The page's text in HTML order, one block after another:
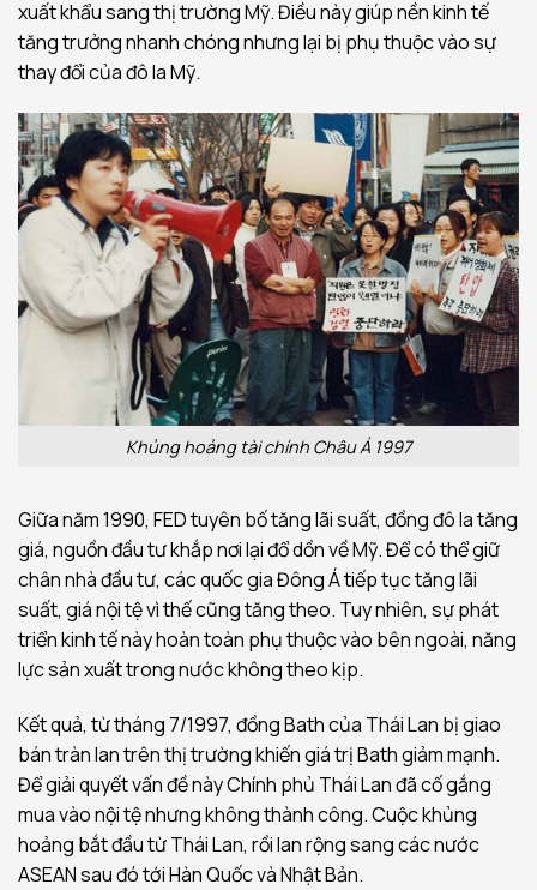
xuất khẩu sang thị trường Mỹ. Điều này giúp nền kinh tế
tăng trưởng nhanh chóng nhưng lại bị phụ thuộc vào sự
thay đổi của đô la Mỹ.
Khủng hoảng tài chính Châu Á 1997
Giữa năm 1990, FED tuyên bố tăng lãi suất, đồng đô la tăng
giá, nguồn đầu tư khắp nơi lại đổ dồn về Mỹ. Để có thể giữ
chân nhà đầu tư, các quốc gia Đông Á tiếp tục tăng lãi
suất, giá nội tệ vì thế cũng tăng theo. Tuy nhiên, sự phát
triển kinh tế này hoàn toàn phụ thuộc vào bên ngoài, năng
lực sản xuất trong nước không theo kịp.
Kết quả, từ tháng 7/1997, đồng Bath của Thái Lan bị giao
bán tràn lan trên thị trường khiến giá trị Bath giảm mạnh.
Để giải quyết vấn đề này Chính phủ Thái Lan đã cố gắng
mua vào nội tệ nhưng không thành công. Cuộc khủng
hoảng bắt đầu từ Thái Lan, rồi lan rộng sang các nước
ASEAN sau đó tới Hàn Quốc và Nhật Bản.